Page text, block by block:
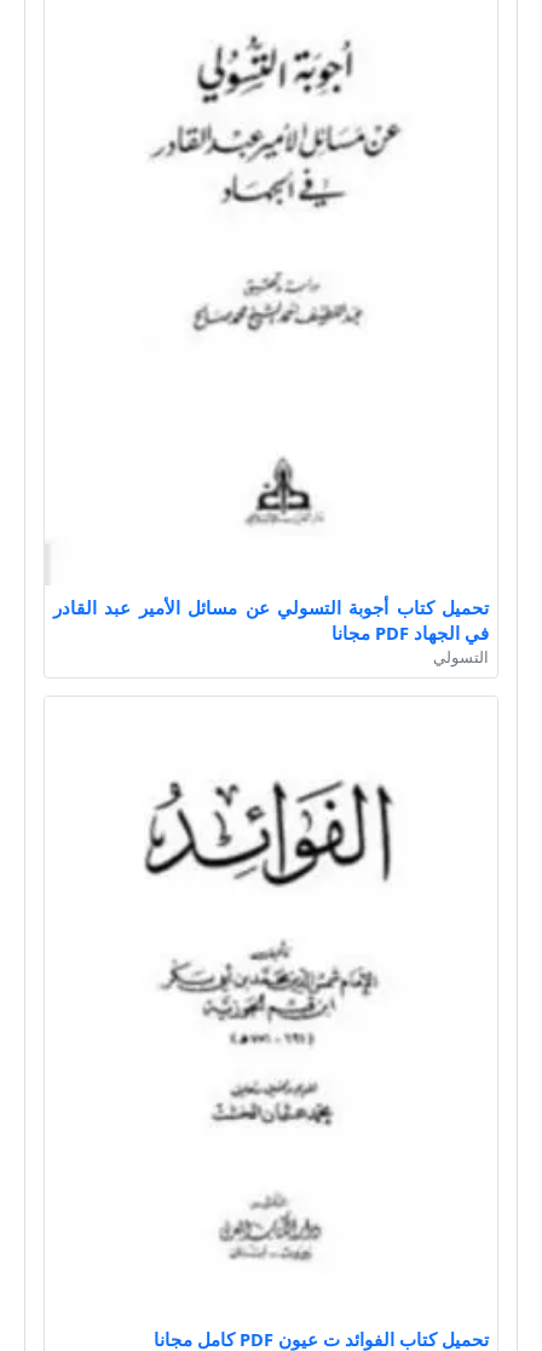
تحميل كتاب أجوبة التسولي عن مسائل الأمير عبد القادر
في الجهاد PDF مجانا
التسولي
تحميل كتاب الفوائد ت عيون PDF كامل مجانا